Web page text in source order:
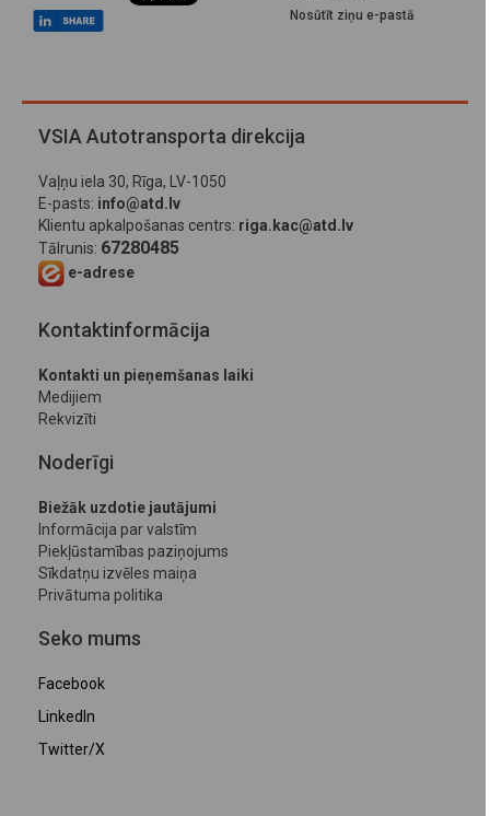
Nosūtīt ziņu e-pastā
VSIA Autotransporta direkcija
Vaļņu iela 30, Rīga, LV-1050
E-pasts: info@atd.lv
Klientu apkalpošanas centrs: riga.kac@atd.lv
Tālrunis: 67280485
e-adrese
Kontaktinformācija
Kontakti un pieņemšanas laiki
Medijiem
Rekvizīti
Noderīgi
Biežāk uzdotie jautājumi
Informācija par valstīm
Piekļūstamības paziņojums
Sīkdatņu izvēles maiņa
Privātuma politika
Seko mums
Facebook
LinkedIn
Twitter/X